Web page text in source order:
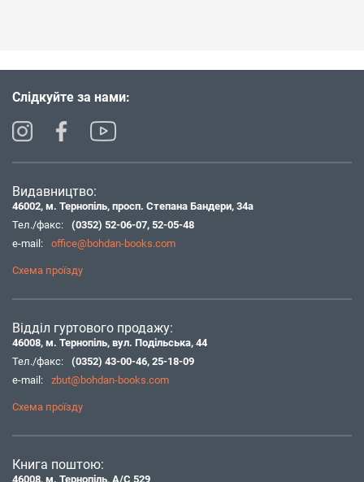
Слідкуйте за нами:
Видавництво:
46002, м. Тернопіль, просп. Степана Бандери, 34а
Тел./факс:
(0352) 52-06-07, 52-05-48
e-mail:
office@bohdan-books.com
Схема проїзду
Відділ гуртового продажу:
46008, м. Тернопіль, вул. Подільська, 44
Тел./факс:
(0352) 43-00-46, 25-18-09
e-mail:
zbut@bohdan-books.com
Схема проїзду
Книга поштою:
46008, м. Тернопіль, А/С 529